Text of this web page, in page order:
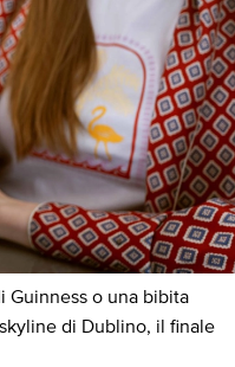
Guinness o una bibita
di Dublino, il finale